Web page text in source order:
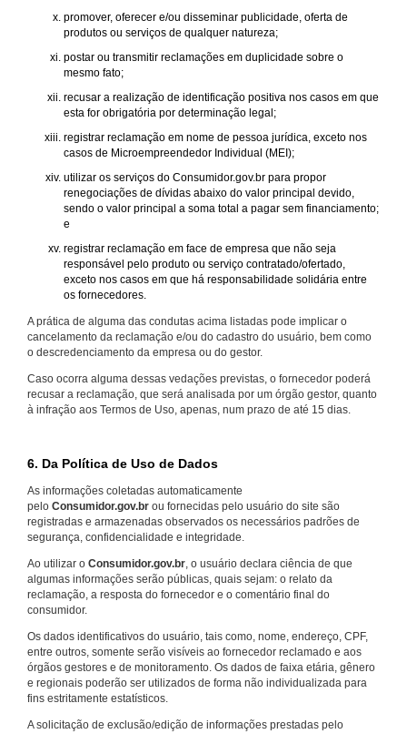
promover, oferecer e/ou disseminar publicidade, oferta de
produtos ou serviços de qualquer natureza;
postar ou transmitir reclamações em duplicidade sobre o
mesmo fato;
recusar a realização de identificação positiva nos casos em que
esta for obrigatória por determinação legal;
registrar reclamação em nome de pessoa jurídica, exceto nos
casos de Microempreendedor Individual (MEI);
utilizar os serviços do Consumidor.gov.br para propor
renegociações de dívidas abaixo do valor principal devido,
sendo o valor principal a soma total a pagar sem financiamento;
e
registrar reclamação em face de empresa que não seja
responsável pelo produto ou serviço contratado/ofertado,
exceto nos casos em que há responsabilidade solidária entre
os fornecedores.
A prática de alguma das condutas acima listadas pode implicar o
cancelamento da reclamação e/ou do cadastro do usuário, bem como
o descredenciamento da empresa ou do gestor.
Caso ocorra alguma dessas vedações previstas, o fornecedor poderá
recusar a reclamação, que será analisada por um órgão gestor, quanto
à infração aos Termos de Uso, apenas, num prazo de até 15 dias.
6. Da Política de Uso de Dados
As informações coletadas automaticamente
pelo Consumidor.gov.br ou fornecidas pelo usuário do site são
registradas e armazenadas observados os necessários padrões de
segurança, confidencialidade e integridade.
Ao utilizar o Consumidor.gov.br , o usuário declara ciência de que
algumas informações serão públicas, quais sejam: o relato da
reclamação, a resposta do fornecedor e o comentário final do
consumidor.
Os dados identificativos do usuário, tais como, nome, endereço, CPF,
entre outros, somente serão visíveis ao fornecedor reclamado e aos
órgãos gestores e de monitoramento. Os dados de faixa etária, gênero
e regionais poderão ser utilizados de forma não individualizada para
fins estritamente estatísticos.
A solicitação de exclusão/edição de informações prestadas pelo